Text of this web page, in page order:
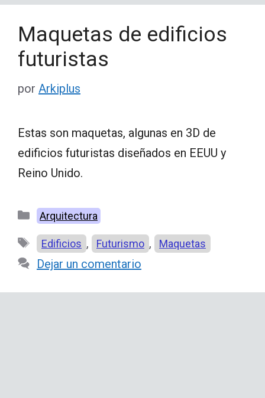
Maquetas de edificios
futuristas
por Arkiplus
Estas son maquetas, algunas en 3D de
edificios futuristas diseñados en EEUU y
Reino Unido.
Categorías
Arquitectura
Etiquetas
Edificios , Futurismo , Maquetas
Dejar un comentario